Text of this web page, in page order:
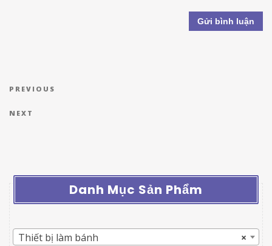
Điều hướng bài viết
Previous Post
PREVIOUS
Next Post
NEXT
Danh Mục Sản Phẩm
×
Thiết bị làm bánh